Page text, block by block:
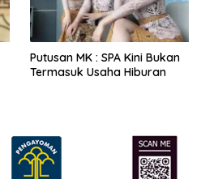
Putusan MK : SPA Kini Bukan
Termasuk Usaha Hiburan